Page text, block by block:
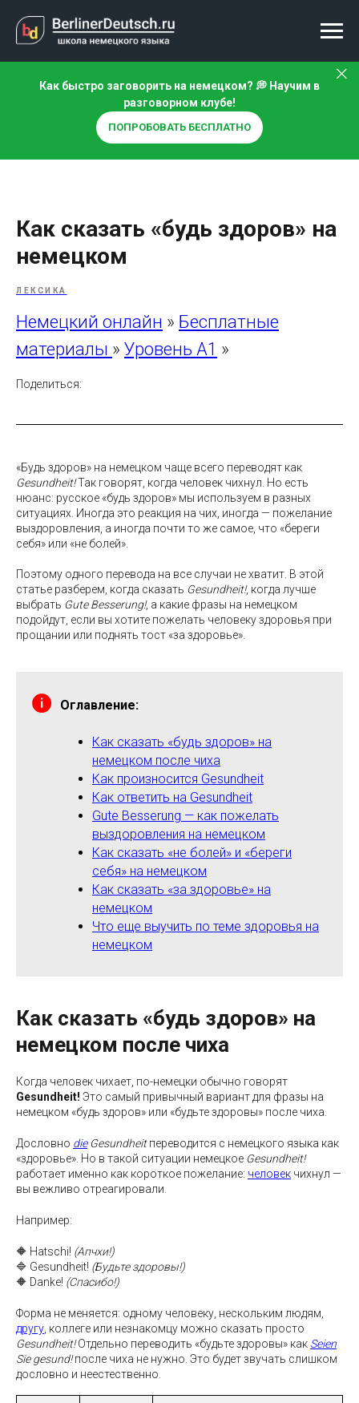
Как быстро заговорить на немецком? 💭 Научим в
разговорном клубе!
ПОПРОБОВАТЬ БЕСПЛАТНО
Как сказать «будь здоров» на
немецком
ЛЕКСИКА
Немецкий онлайн » Бесплатные
материалы » Уровень A1 »
Поделиться:
«Будь здоров» на немецком чаще всего переводят как
Gesundheit!Так говорят, когда человек чихнул. Но есть
нюанс: русское «будь здоров» мы используем в разных
ситуациях. Иногда это реакция на чих, иногда — пожелание
выздоровления, а иногда почти то же самое, что «береги
себя» или «не болей».
Поэтому одного перевода на все случаи не хватит. В этой
статье разберем, когда сказать Gesundheit!, когда лучше
выбрать Gute Besserung!, а какие фразы на немецком
подойдут, если вы хотите пожелать человеку здоровья при
прощании или поднять тост «за здоровье».
Оглавление:
Как сказать «будь здоров» на
немецком после чиха
Как произносится Gesundheit
Как ответить на Gesundheit
Gute Besserung — как пожелать
выздоровления на немецком
Как сказать «не болей» и «береги
себя» на немецком
Как сказать «за здоровье» на
немецком
Что еще выучить по теме здоровья на
немецком
Как сказать «будь здоров» на
немецком после чиха
Когда человек чихает, по-немецки обычно говорят
Gesundheit! Это самый привычный вариант для фразы на
немецком «будь здоров» или «будьте здоровы» после чиха.
Дословно dieGesundheitпереводится с немецкого языка как
«здоровье». Но в такой ситуации немецкое Gesundheit!
работает именно как короткое пожелание: человек чихнул —
вы вежливо отреагировали.
Например:
🔶 Hatschi! (Апчхи!)
🔷 Gesundheit! (Будьте здоровы!)
🔶 Danke! (Спасибо!)
Форма не меняется: одному человеку, нескольким людям,
другу, коллеге или незнакомцу можно сказать просто
Gesundheit!Отдельно переводить «будьте здоровы» как Seien
Sie gesund!после чиха не нужно. Это будет звучать слишком
дословно и неестественно.